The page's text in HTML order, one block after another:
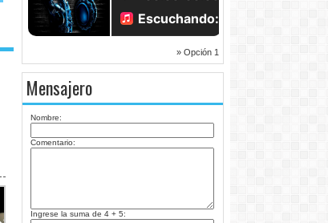
» Opción 1
Mensajero
Nombre:
Comentario:
Ingrese la suma de 4 + 5: